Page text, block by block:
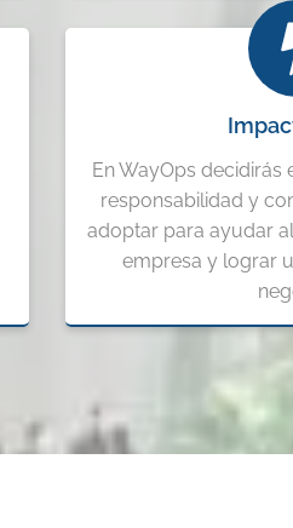
En WayOps
responsabilidad y
adoptar para ayudar
empresa y lograr